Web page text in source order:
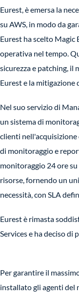
Eurest, è emersa la
su AWS, in modo da
Eurest ha scelto Magic
operativa nel tempo.
sicurezza e patching,
Eurest e la
Nel suo servizio di
un sistema di
clienti
di monitoraggio e
monitoraggio 24 ore
risorse, fornendo un
necessità, con SLA
Eurest è rimasta
Services e ha deciso di
Per garantire il
installato gli agenti